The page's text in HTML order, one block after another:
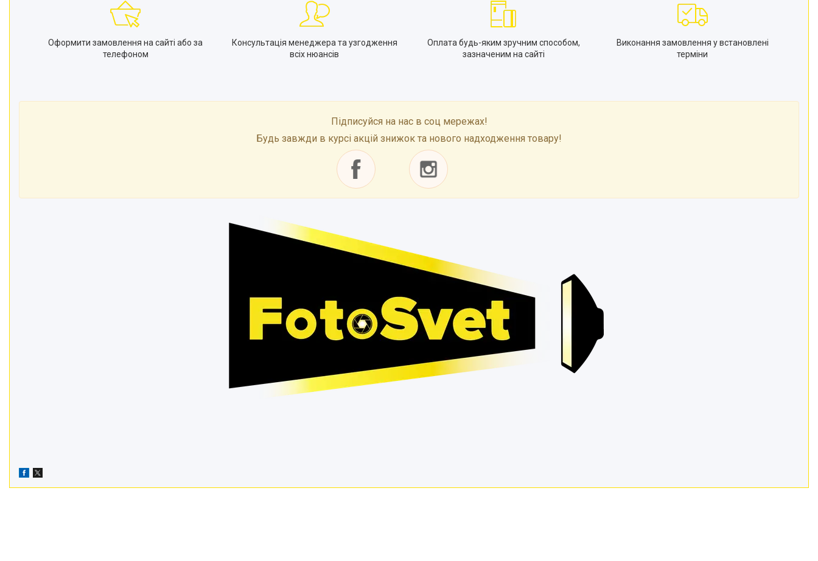
Оформити замовлення на сайті або за
телефоном
Консультація менеджера та узгодження
всіх нюансів
Оплата будь-яким зручним способом,
зазначеним на сайті
Виконання замовлення у встановлені
терміни
Підписуйся на нас в соц мережах!
Будь завжди в курсі акцій знижок та нового надходження товару!